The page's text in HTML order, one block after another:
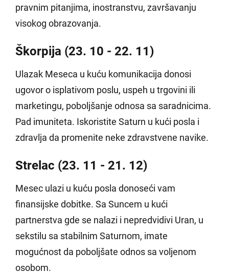
pravnim pitanjima, inostranstvu, završavanju
visokog obrazovanja.
Škorpija (23. 10 - 22. 11)
Ulazak Meseca u kuću komunikacija donosi
ugovor o isplativom poslu, uspeh u trgovini ili
marketingu, poboljšanje odnosa sa saradnicima.
Pad imuniteta. Iskoristite Saturn u kući posla i
zdravlja da promenite neke zdravstvene navike.
Strelac (23. 11 - 21. 12)
Mesec ulazi u kuću posla donoseći vam
finansijske dobitke. Sa Suncem u kući
partnerstva gde se nalazi i nepredvidivi Uran, u
sekstilu sa stabilnim Saturnom, imate
mogućnost da poboljšate odnos sa voljenom
osobom.